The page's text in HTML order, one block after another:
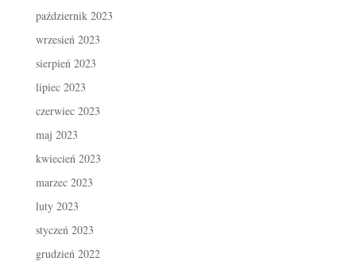
październik 2023
wrzesień 2023
sierpień 2023
lipiec 2023
czerwiec 2023
maj 2023
kwiecień 2023
marzec 2023
luty 2023
styczeń 2023
grudzień 2022